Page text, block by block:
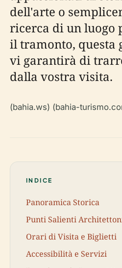
dell'arte o
ricerca di un luogo
il tramonto, questa
vi garantirà di
dalla vostra visita.
(bahia.ws) (bahia-
INDICE
Panoramica Storica
Punti Salienti
Orari di Visita e Biglietti
Accessibilità e Servizi